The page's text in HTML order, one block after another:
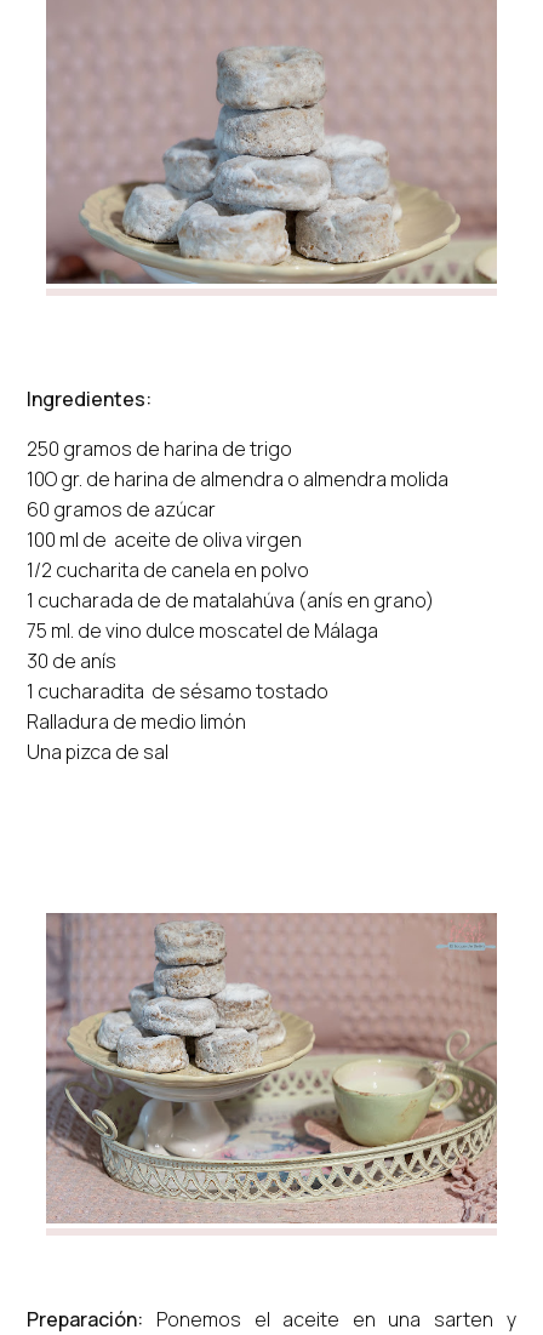
Ingredientes:
250 gramos de harina de trigo
10O gr. de harina de almendra o almendra molida
60 gramos de azúcar
100 ml de aceite de oliva virgen
1/2 cucharita de canela en polvo
1 cucharada de de matalahúva (anís en grano)
75 ml. de vino dulce moscatel de Málaga
30 de anís
1 cucharadita de sésamo tostado
Ralladura de medio limón
Una pizca de sal
Preparación: Ponemos el aceite en una sarten y